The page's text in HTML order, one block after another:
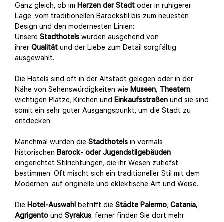
Ganz gleich, ob im Herzen der Stadt oder in ruhigerer
Lage, vom traditionellen Barockstil bis zum neuesten
Design und den modernesten Linien:
Unsere Stadthotels wurden ausgehend von
ihrer Qualität und der Liebe zum Detail sorgfältig
ausgewählt.
Die Hotels sind oft in der Altstadt gelegen oder in der
Nähe von Sehenswürdigkeiten wie Museen, Theatern,
wichtigen Plätze, Kirchen und Einkaufsstraßen und sie sind
somit ein sehr guter Ausgangspunkt, um die Stadt zu
entdecken.
Manchmal wurden die Stadthotels in vormals
historischen Barock- oder Jugendstilgebäuden
eingerichtet Stilrichtungen, die ihr Wesen zutiefst
bestimmen. Oft mischt sich ein traditioneller Stil mit dem
Modernen, auf originelle und eklektische Art und Weise.
Die Hotel-Auswahl betrifft die Städte Palermo, Catania,
Agrigento und Syrakus; ferner finden Sie dort mehr